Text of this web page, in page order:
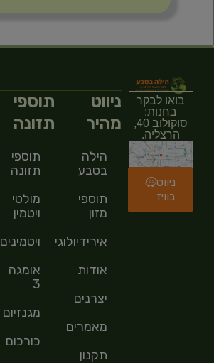
בואו לבקר
בחנות:
סוקולוב 40,
הרצליה.
ניווט
בוויז
ניווט
מהיר
הילה
בטבע
תוספי
מזון
אירידיולוגיה
אודות
יצרנים
מאמרים
תקנון
תוספי
תזונה
תוספי
תזונה
מולטי
ויטמין
ויטמינים
אומגה
3
מגנזיום
כורכום